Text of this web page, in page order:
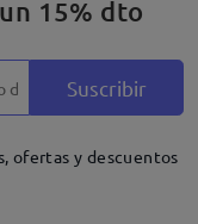
15% dto
Suscribir
ofertas y descuentos